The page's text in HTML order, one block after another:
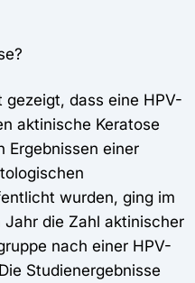
gezeigt, dass eine HPV-
aktinische Keratose
Ergebnissen einer
wurden, ging im
die Zahl aktinischer
nach einer HPV-
Studienergebnisse